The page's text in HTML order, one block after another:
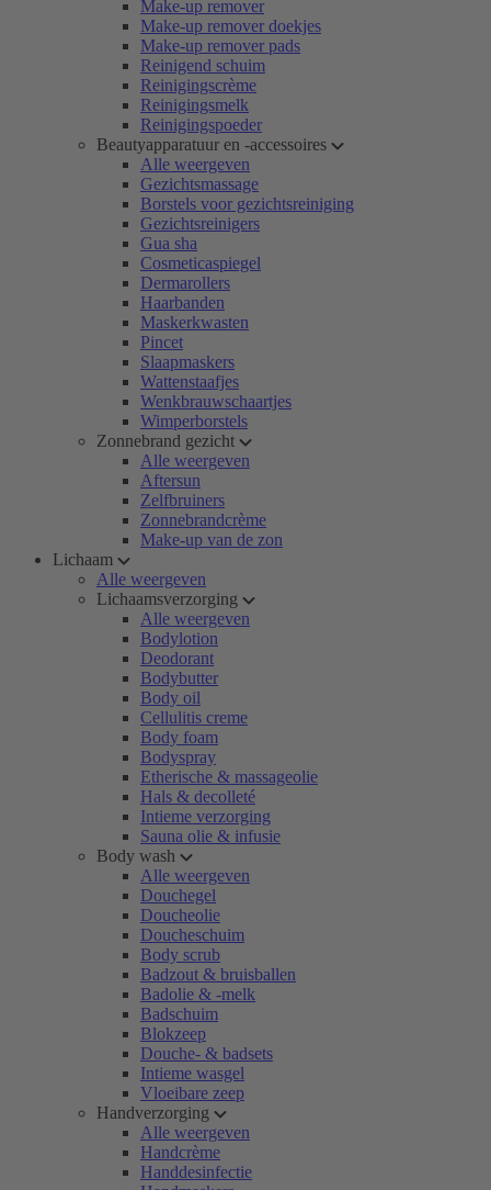
Make-up remover
Make-up remover doekjes
Make-up remover pads
Reinigend schuim
Reinigingscrème
Reinigingsmelk
Reinigingspoeder
Beautyapparatuur en -accessoires
Alle weergeven
Gezichtsmassage
Borstels voor gezichtsreiniging
Gezichtsreinigers
Gua sha
Cosmeticaspiegel
Dermarollers
Haarbanden
Maskerkwasten
Pincet
Slaapmaskers
Wattenstaafjes
Wenkbrauwschaartjes
Wimperborstels
Zonnebrand gezicht
Alle weergeven
Aftersun
Zelfbruiners
Zonnebrandcrème
Make-up van de zon
Lichaam
Alle weergeven
Lichaamsverzorging
Alle weergeven
Bodylotion
Deodorant
Bodybutter
Body oil
Cellulitis creme
Body foam
Bodyspray
Etherische & massageolie
Hals & decolleté
Intieme verzorging
Sauna olie & infusie
Body wash
Alle weergeven
Douchegel
Doucheolie
Doucheschuim
Body scrub
Badzout & bruisballen
Badolie & -melk
Badschuim
Blokzeep
Douche- & badsets
Intieme wasgel
Vloeibare zeep
Handverzorging
Alle weergeven
Handcrème
Handdesinfectie